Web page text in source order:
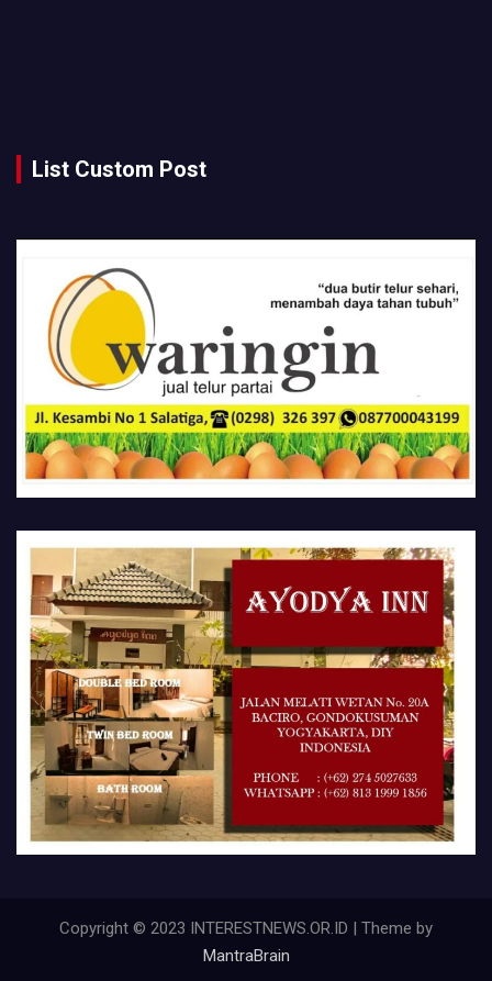
List Custom Post
Copyright © 2023 INTERESTNEWS.OR.ID | Theme by
MantraBrain